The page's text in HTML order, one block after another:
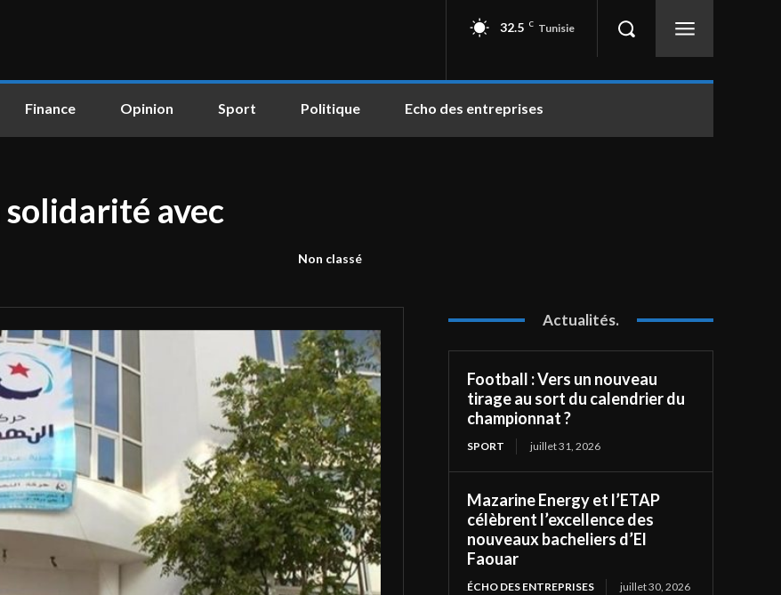
32.5 C Tunisie
Finance Opinion Sport Politique Echo des entreprises
solidarité avec
Non classé
Actualités.
Football : Vers un nouveau
tirage au sort du calendrier du
championnat ?
SPORT juillet 31, 2026
Mazarine Energy et l’ETAP
célèbrent l’excellence des
nouveaux bacheliers d’El
Faouar
ÉCHO DES ENTREPRISES juillet 30, 2026